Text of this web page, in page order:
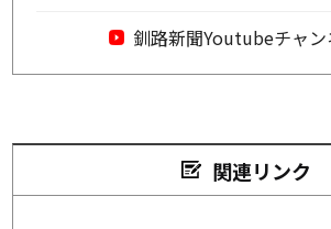
釧路新聞Youtubeチャン
関連リンク